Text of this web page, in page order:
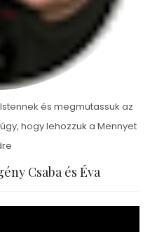
és megmutassuk az
hogy lehozzuk a Mennyet
Csaba és Éva